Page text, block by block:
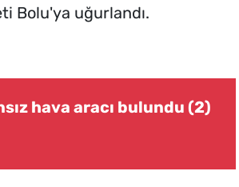
Bolu'ya uğurlandı.
hava aracı bulundu (2)